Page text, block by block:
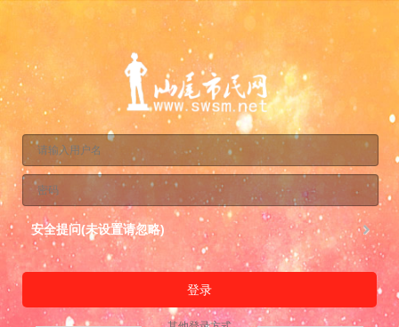
安全提问(未设置请忽略)
登录